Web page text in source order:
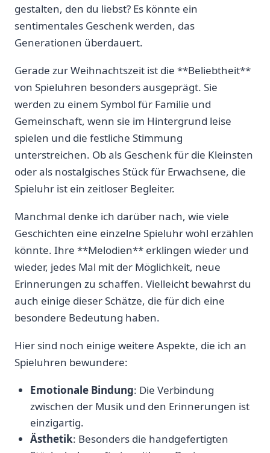
gestalten, den‌ du liebst? Es ⁢könnte ein
sentimentales Geschenk werden, ‌das
Generationen überdauert.
Gerade zur‌ Weihnachtszeit ist⁤ die **Beliebtheit**
von⁤ Spieluhren​ besonders ausgeprägt. Sie⁤
werden⁣ zu⁣ einem Symbol für Familie und
Gemeinschaft, wenn sie im Hintergrund ⁤leise
spielen und ⁤die festliche Stimmung
unterstreichen. Ob als ⁣Geschenk ⁣für⁤ die Kleinsten
oder als nostalgisches Stück‍ für Erwachsene, die
Spieluhr ist ein ⁣zeitloser⁢ Begleiter.
Manchmal denke ich darüber⁣ nach, wie ⁢viele
Geschichten eine einzelne Spieluhr ‍wohl erzählen‌
könnte. Ihre​ **Melodien** erklingen wieder und
wieder, ⁣jedes Mal mit der Möglichkeit, neue‍
Erinnerungen zu schaffen. ‍Vielleicht bewahrst du
auch einige dieser Schätze, die für dich eine
besondere ⁤Bedeutung haben.
Hier sind noch einige weitere Aspekte,‍ die ich an⁤
Spieluhren bewundere:
Emotionale​ Bindung: Die Verbindung
zwischen der ⁢Musik und ​den Erinnerungen ist
einzigartig.
Ästhetik: Besonders⁢ die‍ handgefertigten